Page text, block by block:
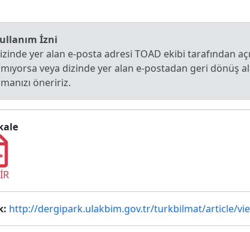
İzni
yer alan e-posta adresi TOAD ekibi tarafından
veya dizinde yer alan e-postadan geri dönüş
öneririz.
http://dergipark.ulakbim.gov.tr/turkbilmat/article/